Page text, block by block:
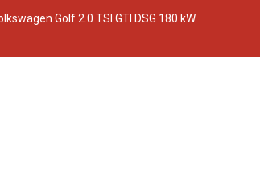
Golf 2.0 TSI GTI DSG 180 kW